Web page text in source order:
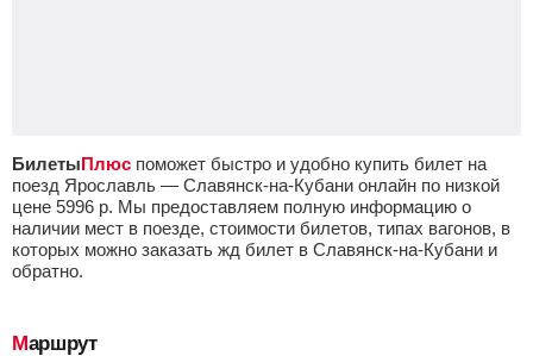
БилетыПлюс поможет быстро и удобно купить билет на
поезд Ярославль — Славянск-на-Кубани онлайн по низкой
цене 5996 р. Мы предоставляем полную информацию о
наличии мест в поезде, стоимости билетов, типах вагонов, в
которых можно заказать жд билет в Славянск-на-Кубани и
обратно.
Маршрут